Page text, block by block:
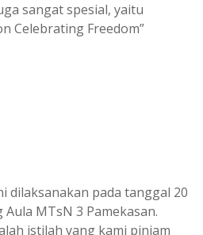
sangat spesial, yaitu
Celebrating Freedom”
dilaksanakan pada tanggal 20
MTsN 3 Pamekasan.
istilah yang kami pinjam